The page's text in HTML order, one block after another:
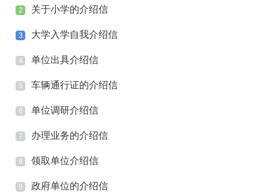
2 关于小学的介绍信
3 大学入学自我介绍信
4 单位出具介绍信
5 车辆通行证的介绍信
6 单位调研介绍信
7 办理业务的介绍信
8 领取单位介绍信
9 政府单位的介绍信